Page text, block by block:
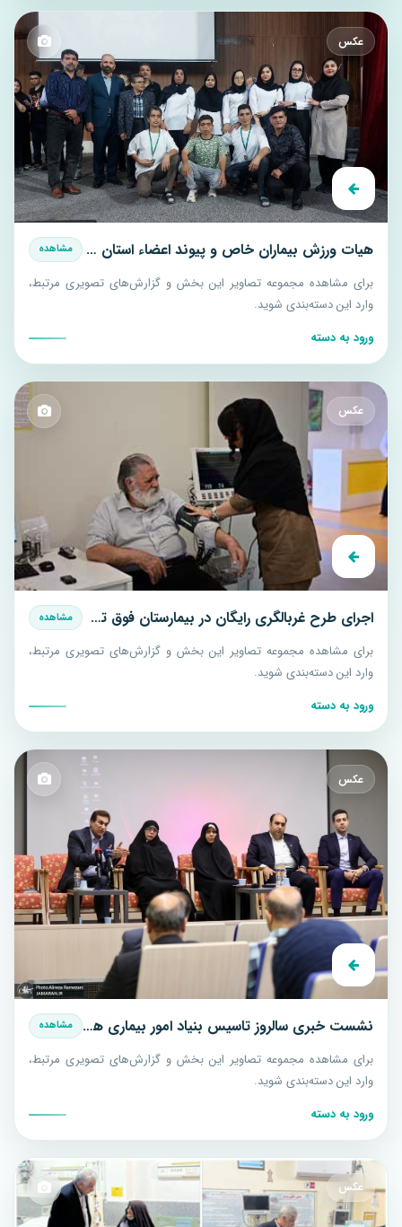
عکس
هیات ورزش بیماران خاص و پیوند اعضاء استان سمنان مشاهده
برای مشاهده مجموعه تصاویر این بخش و گزارش‌های تصویری مرتبط،
وارد این دسته‌بندی شوید.
ورود به دسته
عکس
اجرای طرح غربالگری رایگان در بیمارستان فوق تخصصی هاشمی رفسنجانی و بیمارستان شرق مشاهده
برای مشاهده مجموعه تصاویر این بخش و گزارش‌های تصویری مرتبط،
وارد این دسته‌بندی شوید.
ورود به دسته
عکس
نشست خبری سالروز تاسیس بنیاد امور بیماری های خاص مشاهده
برای مشاهده مجموعه تصاویر این بخش و گزارش‌های تصویری مرتبط،
وارد این دسته‌بندی شوید.
ورود به دسته
عکس